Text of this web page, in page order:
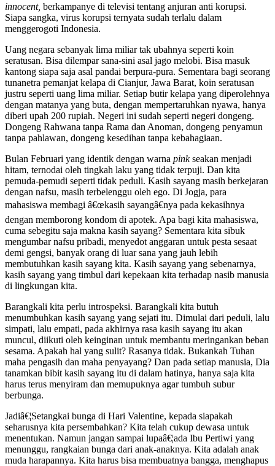
innocent, berkampanye di televisi tentang anjuran anti korupsi.
Siapa sangka, virus korupsi ternyata sudah terlalu dalam
menggerogoti Indonesia.
Uang negara sebanyak lima miliar tak ubahnya seperti koin
seratusan. Bisa dilempar sana-sini asal jago melobi. Bisa masuk
kantong siapa saja asal pandai berpura-pura. Sementara bagi seorang
tunanetra pemanjat kelapa di Cianjur, Jawa Barat, koin seratusan
justru seperti uang lima miliar. Setiap butir kelapa yang diperolehnya
dengan matanya yang buta, dengan mempertaruhkan nyawa, hanya
diberi upah 200 rupiah. Negeri ini sudah seperti negeri dongeng.
Dongeng Rahwana tanpa Rama dan Anoman, dongeng penyamun
tanpa pahlawan, dongeng kesedihan tanpa kebahagiaan.
Bulan Februari yang identik dengan warna pinkseakan menjadi
hitam, ternodai oleh tingkah laku yang tidak terpuji. Dan kita
pemuda-pemudi seperti tidak peduli. Kasih sayang masih berkejaran
dengan nafsu, masih terbelenggu oleh ego. Di Jogja, para
mahasiswa membagi â€œkasih sayangâ€nya pada kekasihnya
dengan memborong kondom di apotek. Apa bagi kita mahasiswa,
cuma sebegitu saja makna kasih sayang? Sementara kita sibuk
mengumbar nafsu pribadi, menyedot anggaran untuk pesta sesaat
demi gengsi, banyak orang di luar sana yang jauh lebih
membutuhkan kasih sayang kita. Kasih sayang yang sebenarnya,
kasih sayang yang timbul dari kepekaan kita terhadap nasib manusia
di lingkungan kita.
Barangkali kita perlu introspeksi. Barangkali kita butuh
menumbuhkan kasih sayang yang sejati itu. Dimulai dari peduli, lalu
simpati, lalu empati, pada akhirnya rasa kasih sayang itu akan
muncul, diikuti oleh keinginan untuk membantu meringankan beban
sesama. Apakah hal yang sulit? Rasanya tidak. Bukankah Tuhan
maha pengasih dan maha penyayang? Dan pada setiap manusia, Dia
tanamkan bibit kasih sayang itu di dalam hatinya, hanya saja kita
harus terus menyiram dan memupuknya agar tumbuh subur
berbunga.
Jadiâ€¦Setangkai bunga di Hari Valentine, kepada siapakah
seharusnya kita persembahkan? Kita telah cukup dewasa untuk
menentukan. Namun jangan sampai lupaâ€¦ada Ibu Pertiwi yang
menunggu, rangkaian bunga dari anak-anaknya. Kita adalah anak
muda harapannya. Kita harus bisa membuatnya bangga, menghapus